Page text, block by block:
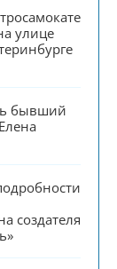
улице
бывший
создателя